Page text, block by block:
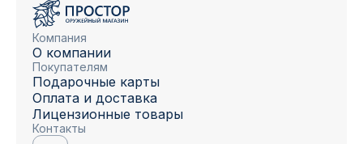
Компания
О компании
Покупателям
Подарочные карты
Оплата и доставка
Лицензионные товары
Контакты